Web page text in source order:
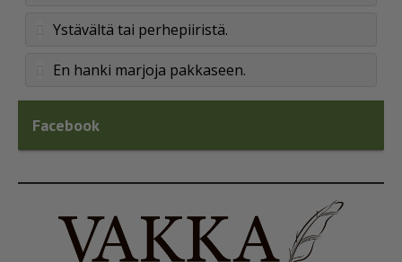
Ystävältä tai perhepiiristä.
En hanki marjoja pakkaseen.
Facebook